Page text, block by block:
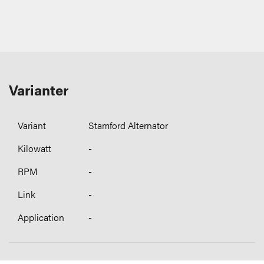
Varianter
Stamford Alternator
-
-
-
-